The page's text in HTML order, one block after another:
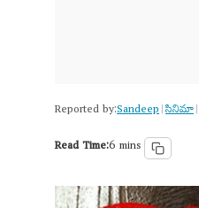
Reported by:Sandeep|సినిమా|
Read Time:6 mins